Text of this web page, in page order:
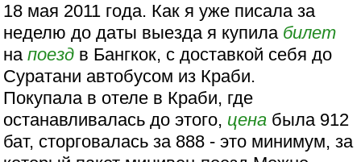
18 мая 2011 года. Как я уже писала за
неделю до даты выезда я купила билет
напоезд в Бангкок, с доставкой себя до
Суратани автобусом из Краби.
Покупала в отеле в Краби, где
останавливалась до этого, цена была 912
бат, сторговалась за 888 - это минимум, за